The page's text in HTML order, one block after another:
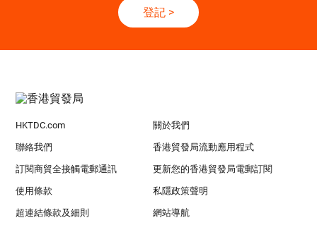
登記 >
HKTDC.com 關於我們
聯絡我們 香港貿發局流動應用程式
訂閱商貿全接觸電郵通訊 更新您的香港貿發局電郵訂閱
使用條款 私隱政策聲明
超連結條款及細則 網站導航